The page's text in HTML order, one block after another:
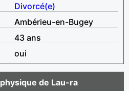
Divorcé(e)
Ambérieu-en-Bugey
43 ans
oui
de Lau-ra